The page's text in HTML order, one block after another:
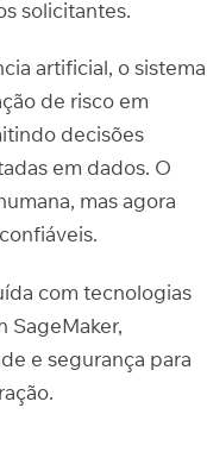
solicitantes.
artificial, o sistema
de risco em
decisões
em dados. O
mas agora
com tecnologias
SageMaker,
e segurança para